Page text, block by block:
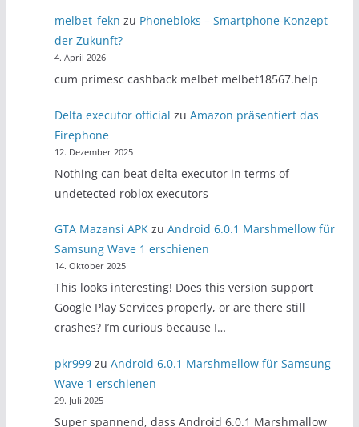
melbet_fekn zu Phonebloks – Smartphone-Konzept
der Zukunft?
4. April 2026
cum primesc cashback melbet melbet18567.help
Delta executor official zuAmazon präsentiert das
Firephone
12. Dezember 2025
Nothing can beat delta executor in terms of
undetected roblox executors
GTA Mazansi APK zuAndroid 6.0.1 Marshmellow für
Samsung Wave 1 erschienen
14. Oktober 2025
This looks interesting! Does this version support
Google Play Services properly, or are there still
crashes? I’m curious because I…
pkr999 zuAndroid 6.0.1 Marshmellow für Samsung
Wave 1 erschienen
29. Juli 2025
Super spannend, dass Android 6.0.1 Marshmallow